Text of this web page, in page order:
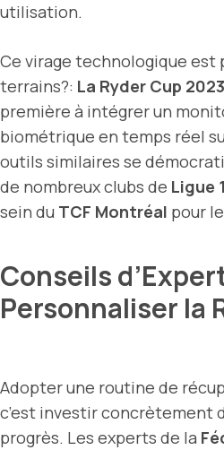
utilisation.
Ce virage technologique est
terrains?: La Ryder Cup
première à intégrer un
biométrique en temps réel
outils similaires se
de nombreux clubs de Ligue 1
sein du TCF Montréal pour
Conseils
Personnaliser la
Adopter une routine de
c’est investir concrètement
progrès. Les experts de la